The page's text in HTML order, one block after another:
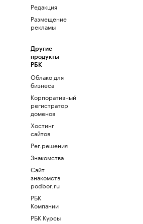
Редакция
Размещение
рекламы
Другие
продукты
РБК
Облако для
бизнеса
Корпоративный
регистратор
доменов
Хостинг
сайтов
Рег.решения
Знакомства
Сайт
знакомств
podbor.ru
РБК
Компании
РБК Курсы